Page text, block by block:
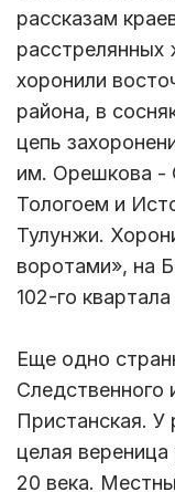
рассказам
расстрелянных
хоронили
района, в
цепь
им. Орешкова -
Тологоем и
Тулунжи.
воротами», на
102-го
Еще одно
Следственного
Пристанская. У
целая
20 века.